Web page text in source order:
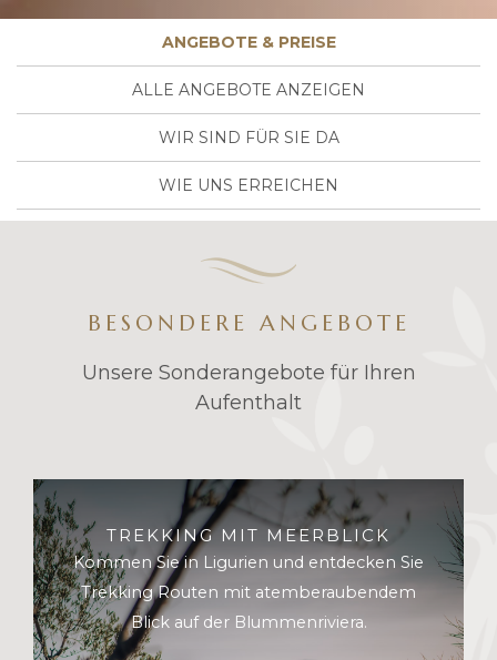
ANGEBOTE & PREISE
ALLE ANGEBOTE ANZEIGEN
WIR SIND FÜR SIE DA
WIE UNS ERREICHEN
BESONDERE ANGEBOTE
Unsere Sonderangebote für Ihren
Aufenthalt
TREKKING MIT MEERBLICK
Kommen Sie in Ligurien und entdecken Sie
Trekking Routen mit atemberaubendem
Blick auf der Blummenriviera.